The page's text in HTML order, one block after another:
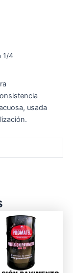
1/4
usada